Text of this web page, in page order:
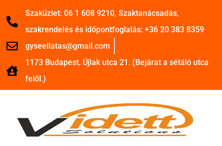
Szaküzlet: 06 1 608 9210, Szaktanácsadás,
szakrendelés és időpontfoglalás: +36 20 383 8359
gyseellatas@gmail.com
1173 Budapest, Újlak utca 21. (Bejárat a sétáló utca
felől.)